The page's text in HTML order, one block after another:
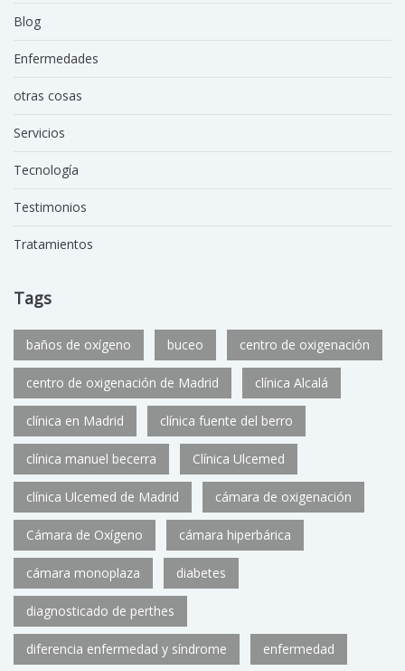
Blog
Enfermedades
otras cosas
Servicios
Tecnología
Testimonios
Tratamientos
Tags
baños de oxígeno buceo centro de oxigenación
centro de oxigenación de Madrid clínica Alcalá
clínica en Madrid clínica fuente del berro
clínica manuel becerra Clínica Ulcemed
clínica Ulcemed de Madrid cámara de oxigenación
Cámara de Oxígeno cámara hiperbárica
cámara monoplaza diabetes
diagnosticado de perthes
diferencia enfermedad y síndrome enfermedad